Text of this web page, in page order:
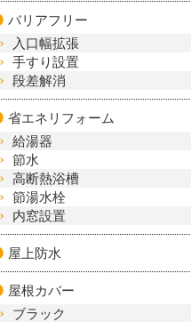
バリアフリー
入口幅拡張
手すり設置
段差解消
省エネリフォーム
給湯器
節水
高断熱浴槽
節湯水栓
内窓設置
屋上防水
屋根カバー
ブラック